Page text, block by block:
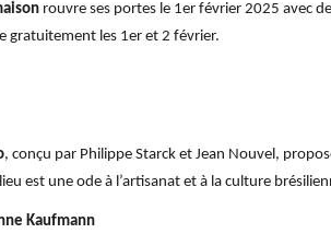
rouvre ses portes le 1er février 2025 avec
gratuitement les 1er et 2 février.
, conçu par Philippe Starck et Jean Nouvel,
est une ode à l’artisanat et à la culture
Kaufmann